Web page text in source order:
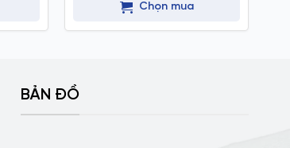
Chọn mua
BẢN ĐỒ